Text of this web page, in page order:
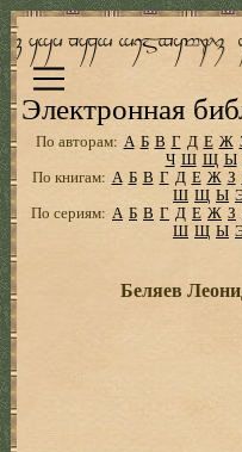
Электронная
По авторам: А Б В Г Д Е Ж
Ч Ш Щ Ы
По книгам: А Б В Г Д Е Ж З
Ш Щ Ы
По сериям: А Б В Г Д Е Ж З
Ш Щ Ы
Беляев